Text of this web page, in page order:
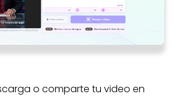
o comparte tu video en